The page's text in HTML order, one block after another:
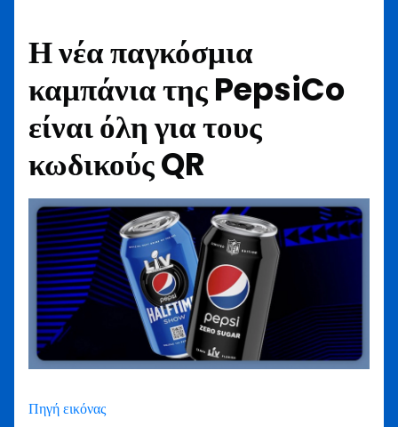
Η νέα παγκόσμια
καμπάνια της PepsiCo
είναι όλη για τους
κωδικούς QR
Πηγή εικόνας